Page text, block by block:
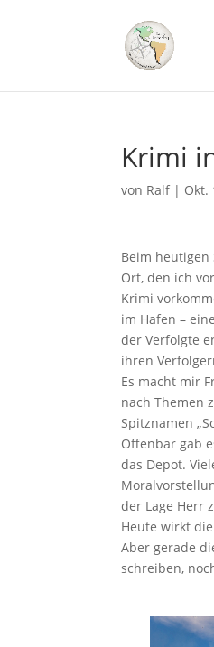
Krimi
von Ralf| Okt.
Beim
Ort, den ich
Krimi
im Hafen –
der Verfolgte
ihren
Es macht mir
nach Themen
Spitznamen
Offenbar gab
das Depot.
der Lage Herr
Heute wirkt
Aber gerade
schreiben,